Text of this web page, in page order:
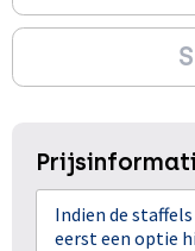
Indien de
eerst een optie